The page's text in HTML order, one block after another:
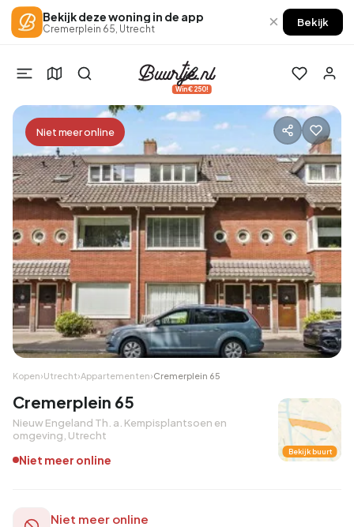
Bekijk deze woning in de app
Cremerplein 65, Utrecht × Bekijk
Win €250!
Niet meer online
Kopen›Utrecht›Appartementen›Cremerplein 65
Cremerplein 65
Nieuw Engeland Th. a. Kempisplantsoen en
omgeving, Utrecht
Niet meer online
Bekijk buurt
Niet meer online